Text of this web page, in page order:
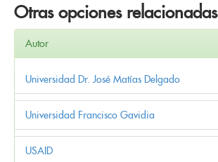
Otras opciones relacionadas
Autor
Universidad Dr. José Matías Delgado
Universidad Francisco Gavidia
USAID